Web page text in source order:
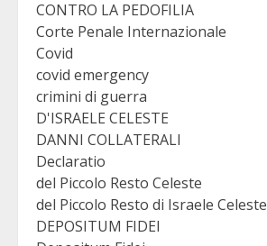
CONTRO LA PEDOFILIA
Corte Penale Internazionale
Covid
covid emergency
crimini di guerra
D'ISRAELE CELESTE
DANNI COLLATERALI
Declaratio
del Piccolo Resto Celeste
del Piccolo Resto di Israele Celeste
DEPOSITUM FIDEI